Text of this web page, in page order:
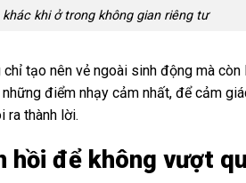
khi ở trong không gian riêng tư
tạo nên vẻ ngoài sinh động mà còn
điểm nhạy cảm nhất, để cảm
ra thành lời.
để không vượt